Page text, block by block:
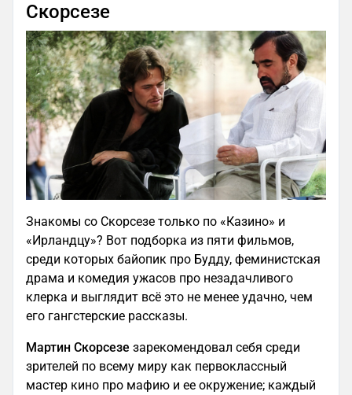
Скорсезе
Знакомы со Скорсезе только по «Казино» и
«Ирландцу»? Вот подборка из пяти фильмов,
среди которых байопик про Будду, феминистская
драма и комедия ужасов про незадачливого
клерка и выглядит всё это не менее удачно, чем
его гангстерские рассказы.
Мартин Скорсезе зарекомендовал себя среди
зрителей по всему миру как первоклассный
мастер кино про мафию и ее окружение; каждый